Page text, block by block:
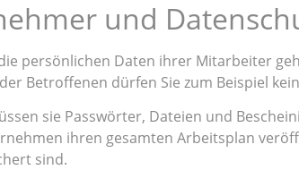
und
persönlichen Daten ihrer Mitarbeiter
Betroffenen dürfen Sie zum Beispiel
sie Passwörter, Dateien und
ihren gesamten Arbeitsplan
sind.